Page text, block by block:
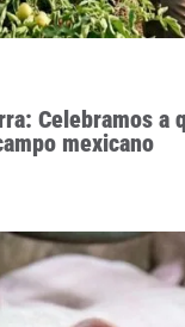
Celebramos a
mexicano